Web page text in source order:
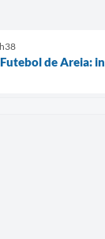
de Areia: